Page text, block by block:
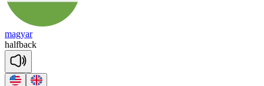
magyar
halfback